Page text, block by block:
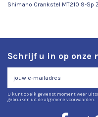
Shimano Crankstel MT210 9-Sp
Schrijf u in op onze
U kunt op elk gewenst moment weer
gebruiken uit de algemene voorwaarden.